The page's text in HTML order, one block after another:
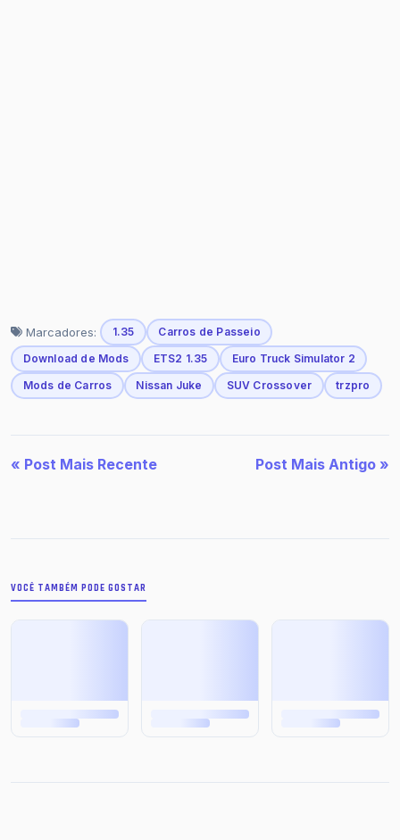
Marcadores: 1.35
Carros de Passeio
Download de Mods
ETS2 1.35
Euro Truck Simulator 2
Mods de Carros
Nissan Juke SUV Crossover trzpro
« Post Mais Recente Post Mais Antigo »
VOCÊ TAMBÉM PODE GOSTAR